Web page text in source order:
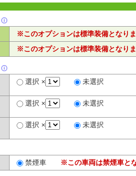
※このオプションは標準装備となりま
※このオプションは標準装備となりま
選択 × 未選択
選択 × 未選択
選択 × 未選択
禁煙車 ※この車両は禁煙車と